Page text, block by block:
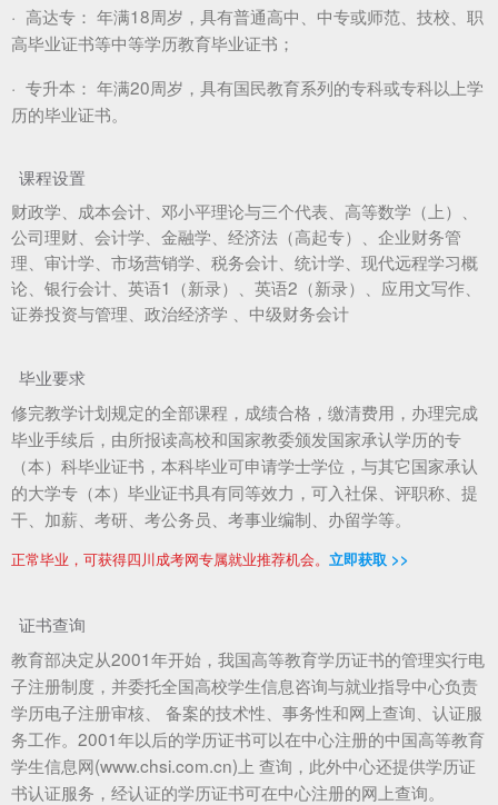
· 高达专： 年满18周岁，具有普通高中、中专或师范、技校、职
高毕业证书等中等学历教育毕业证书；
· 专升本： 年满20周岁，具有国民教育系列的专科或专科以上学
历的毕业证书。
课程设置
财政学、成本会计、邓小平理论与三个代表、高等数学（上）、
公司理财、会计学、金融学、经济法（高起专）、企业财务管
理、审计学、市场营销学、税务会计、统计学、现代远程学习概
论、银行会计、英语1（新录）、英语2（新录）、应用文写作、
证券投资与管理、政治经济学 、中级财务会计
毕业要求
修完教学计划规定的全部课程，成绩合格，缴清费用，办理完成
毕业手续后，由所报读高校和国家教委颁发国家承认学历的专
（本）科毕业证书，本科毕业可申请学士学位，与其它国家承认
的大学专（本）毕业证书具有同等效力，可入社保、评职称、提
干、加薪、考研、考公务员、考事业编制、办留学等。
正常毕业，可获得四川成考网专属就业推荐机会。 立即获取 >>
证书查询
教育部决定从2001年开始，我国高等教育学历证书的管理实行电
子注册制度，并委托全国高校学生信息咨询与就业指导中心负责
学历电子注册审核、 备案的技术性、事务性和网上查询、认证服
务工作。2001年以后的学历证书可以在中心注册的中国高等教育
学生信息网(www.chsi.com.cn)上 查询，此外中心还提供学历证
书认证服务，经认证的学历证书可在中心注册的网上查询。